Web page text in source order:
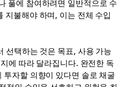
풀에 참여하려면 일반적으로 수
지불해야 하며, 이는 전체 수입
선택하는 것은 목표, 사용 가능
에 따라 달라집니다. 완전한 독
투자할 의향이 있다면 솔로 채굴